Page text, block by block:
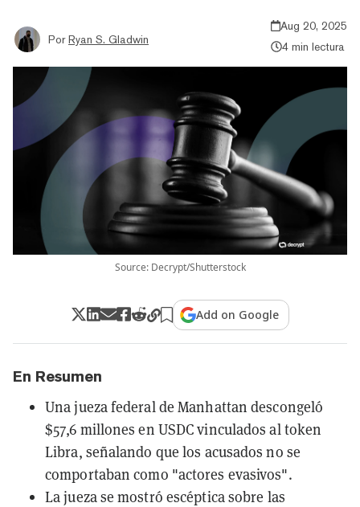
Por Ryan S. Gladwin
Aug 20, 2025
4 min lectura
Source: Decrypt/Shutterstock
Add on Google
En Resumen
Una jueza federal de Manhattan descongeló
$57,6 millones en USDC vinculados al token
Libra, señalando que los acusados no se
comportaban como "actores evasivos".
La jueza se mostró escéptica sobre las